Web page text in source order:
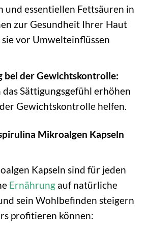
und essentiellen Fettsäuren in
zur Gesundheit Ihrer Haut
vor Umwelteinflüssen
bei der Gewichtskontrolle:
Sättigungsgefühl erhöhen
Gewichtskontrolle helfen.
Mikroalgen Kapseln
Kapseln sind für jeden
Ernährung auf natürliche
sein Wohlbefinden steigern
profitieren können: